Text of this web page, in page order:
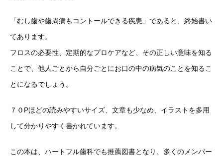
「むし歯や歯周病もコントールできる疾患」であると、終始書い
てあります。
フロスの必要性、定期的なプロケアなど、その正しい意味を知る
ことで、他人ごとから自分ごとにお口の中の病気のことを知るこ
とになるでしょう。
７０Pほどの読みやすいサイズ、文章も少なめ、イラストを多用
して分かりやすく書かれています。
この本は、ハートフル歯科でも推薦図書となり、多くのメンバー